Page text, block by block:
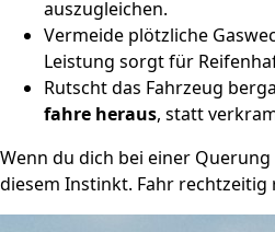
auszugleichen.
Vermeide plötzliche
Leistung sorgt für
Rutscht das Fahrzeug
fahre heraus, statt
Wenn du dich bei einer
diesem Instinkt. Fahr rechtzeitig